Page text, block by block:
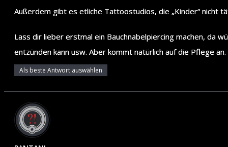
Außerdem gibt es etliche Tattoostudios, die „Kinder“ nicht
Lass dir lieber erstmal ein Bauchnabelpiercing machen, da
entzünden kann usw. Aber kommt natürlich auf die Pflege an.
Als beste Antwort auswählen